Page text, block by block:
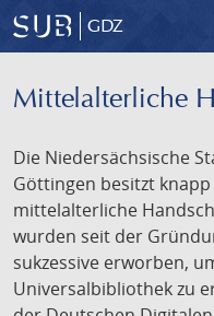
GDZ
Mittelalterliche
Die Niedersächsische
Göttingen besitzt
mittelalterliche
wurden seit der
sukzessive erworben,
Universalbibliothek zu